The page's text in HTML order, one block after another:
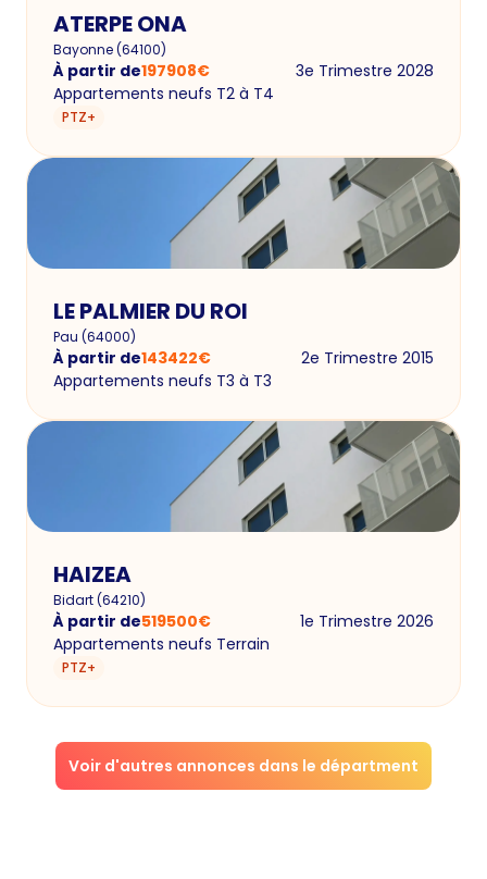
ATERPE ONA
Bayonne(64100)
À partir de197908€
3e Trimestre 2028
Appartements neufs T2 à T4
PTZ+
LE PALMIER DU ROI
Pau (64000)
À partir de143422€
2e Trimestre 2015
Appartements neufs T3 à T3
HAIZEA
Bidart(64210)
À partir de519500€
1e Trimestre 2026
Appartements neufs Terrain
PTZ+
Voir d'autres annonces dans le départment